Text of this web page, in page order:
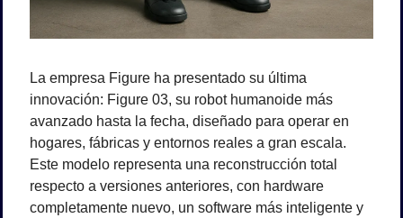
La empresa Figure ha presentado su última
innovación: Figure 03, su robot humanoide más
avanzado hasta la fecha, diseñado para operar en
hogares, fábricas y entornos reales a gran escala.
Este modelo representa una reconstrucción total
respecto a versiones anteriores, con hardware
completamente nuevo, un software más inteligente y